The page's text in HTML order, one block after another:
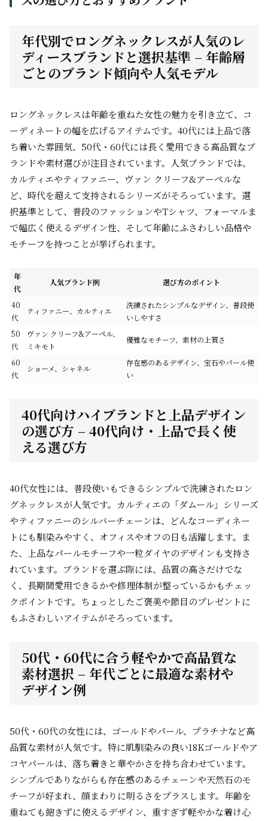
年代別でロングネックレスが人気のレ
ディースブランドと選択基準 – 年齢層
ごとのブランド傾向や人気モデル
ロングネックレスは年齢を重ねた女性の魅力を引き立て、コ
ーディネートの幅を広げるアイテムです。40代には上品で落
ち着いた雰囲気、50代・60代には長く愛用できる高品質なブ
ランドや素材選びが注目されています。人気ブランドでは、
カルティエやティファニー、ヴァン クリーフ&アーペルな
ど、時代を超えて支持されるシリーズがそろっています。選
択基準として、普段のファッションやTシャツ、フォーマルま
で幅広く使えるデザイン性、そして年齢にふさわしい品格や
モチーフを持つことが挙げられます。
年
代
人気ブランド例 選び方のポイント
40
代
ティファニー、カルティエ
洗練されたシンプルなデザイン、普段使
いしやすさ
50
代
ヴァン クリーフ&アーペル、
ミキモト
優雅なモチーフ、素材の上質さ
60
代
ショーメ、シャネル
存在感のあるデザイン、宝石やパール使
い
40代向けハイブランドと上品デザイン
の選び方 – 40代向け・上品で長く使
える選び方
40代女性には、普段使いもできるシンプルで洗練されたロン
グネックレスが人気です。カルティエの「ダムール」シリーズ
やティファニーのシルバーチェーンは、どんなコーディネー
トにも馴染みやすく、オフィスやオフの日も活躍します。ま
た、上品なパールモチーフや一粒ダイヤのデザインも支持さ
れています。ブランドを選ぶ際には、品質の高さだけでな
く、長期間愛用できるかや修理体制が整っているかもチェッ
クポイントです。ちょっとしたご褒美や節目のプレゼントに
もふさわしいアイテムがそろっています。
50代・60代に合う軽やかで高品質な
素材選択 – 年代ごとに最適な素材や
デザイン例
50代・60代の女性には、ゴールドやパール、プラチナなど高
品質な素材が人気です。特に肌馴染みの良い18Kゴールドやア
コヤパールは、落ち着きと華やかさを持ち合わせています。
シンプルでありながらも存在感のあるチェーンや天然石のモ
チーフが好まれ、顔まわりに明るさをプラスします。年齢を
重ねても飽きずに使えるデザイン、重すぎず軽やかな着け心